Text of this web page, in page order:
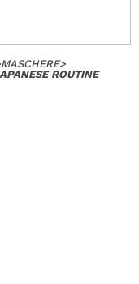
MASCHERE>
ROUTINE